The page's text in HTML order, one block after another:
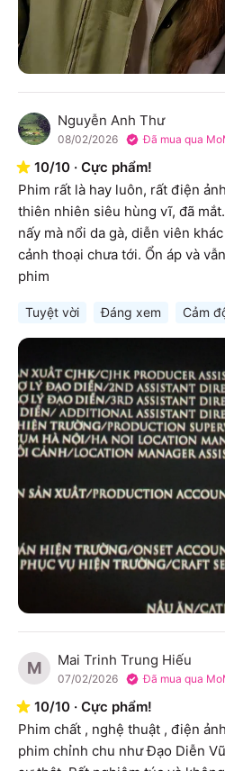
N Nguyễn Anh Thư
08/02/2026 Đã mua qua
10/10 · Cực phẩm!
Phim rất là hay luôn, rất điện
thiên nhiên siêu hùng vĩ, đã
nấy mà nổi da gà, diễn viên
cảnh thoại chưa tới. Ổn áp và
phim
Tuyệt vời Đáng xem Cảm
M Mai Trinh Trung Hiếu
07/02/2026 Đã mua qua
10/10 · Cực phẩm!
Phim chất , nghệ thuật , điện
phim chỉnh chu như Đạo Diễn